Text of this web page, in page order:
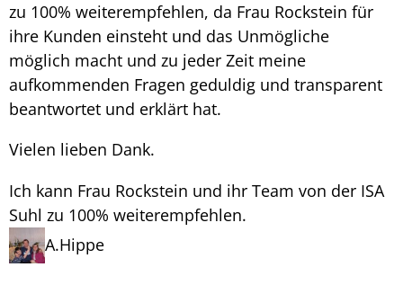
zu 100% weiterempfehlen, da Frau Rockstein für
ihre Kunden einsteht und das Unmögliche
möglich macht und zu jeder Zeit meine
aufkommenden Fragen geduldig und transparent
beantwortet und erklärt hat.
Vielen lieben Dank.
Ich kann Frau Rockstein und ihr Team von der ISA
Suhl zu 100% weiterempfehlen.
A.Hippe